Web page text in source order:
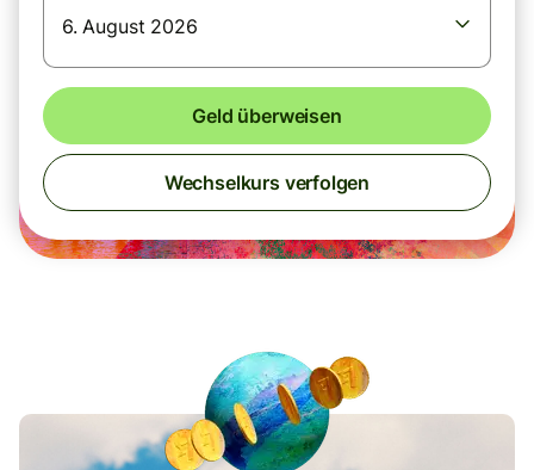
6. August 2026
Geld überweisen
Wechselkurs verfolgen